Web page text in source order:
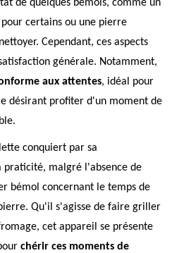
de quelques bémols, comme un
certains ou une pierre
Cependant, ces aspects
générale. Notamment,
aux attentes, idéal pour
désirant profiter d'un moment de
conquiert par sa
praticité, malgré l'absence de
bémol concernant le temps de
Qu'il s'agisse de faire griller
cet appareil se présente
chérir ces moments de